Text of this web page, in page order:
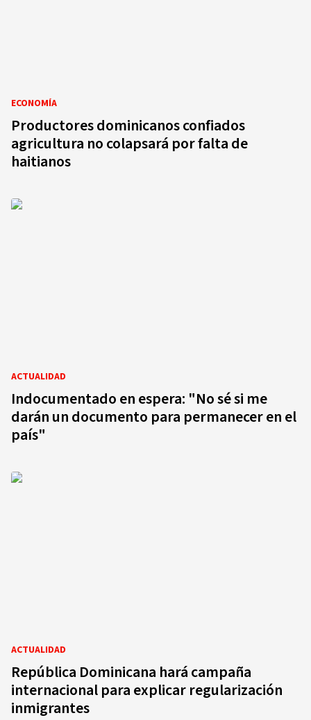
ECONOMÍA
Productores dominicanos confiados
agricultura no colapsará por falta de
haitianos
ACTUALIDAD
Indocumentado en espera: "No sé si me
darán un documento para permanecer en el
país"
ACTUALIDAD
República Dominicana hará campaña
internacional para explicar regularización
inmigrantes